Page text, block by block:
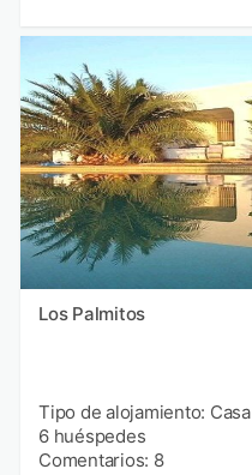
Los Palmitos
Tipo de alojamiento: Casa
6 huéspedes
Comentarios: 8